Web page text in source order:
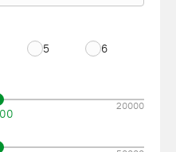
5 6
20000